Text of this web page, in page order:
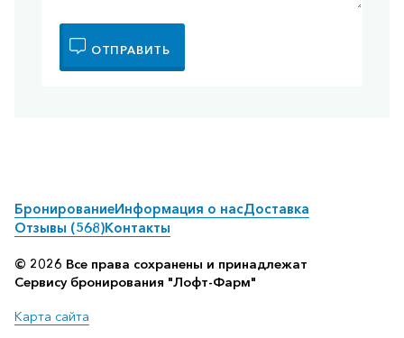
ОТПРАВИТЬ
БронированиеИнформация о насДоставка
Отзывы (568)Контакты
© 2026 Все права сохранены и принадлежат
Сервису бронирования "Лофт-Фарм"
Карта сайта